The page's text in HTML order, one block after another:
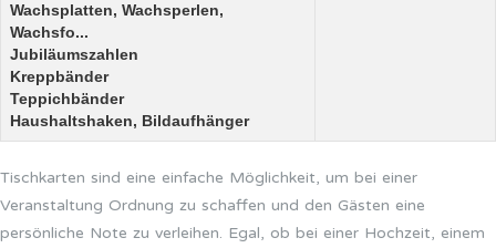
Wachsplatten, Wachsperlen,
Wachsfo...
Jubiläumszahlen
Kreppbänder
Teppichbänder
Haushaltshaken, Bildaufhänger
Tischkarten sind eine einfache Möglichkeit, um bei einer
Veranstaltung Ordnung zu schaffen und den Gästen eine
persönliche Note zu verleihen. Egal, ob bei einer Hochzeit, einem